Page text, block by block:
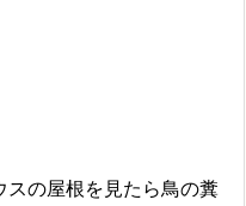
の屋根を見たら鳥の糞